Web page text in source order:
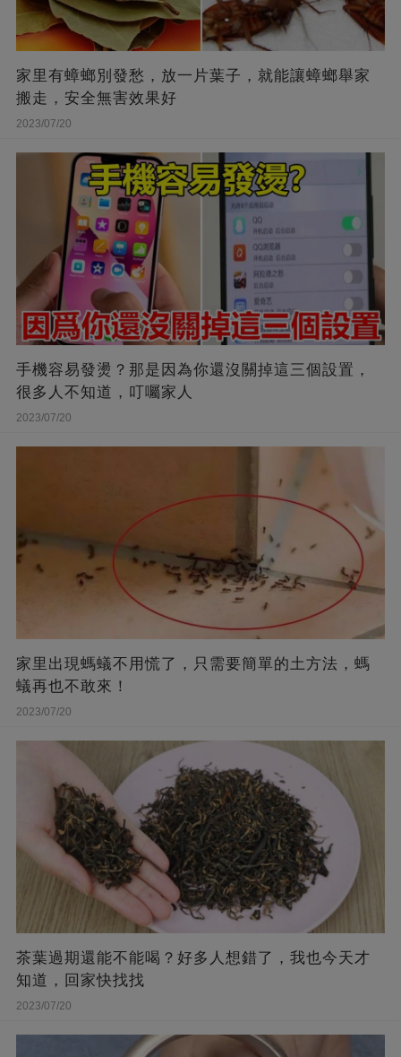
家里有蟑螂別發愁，放一片葉子，就能讓蟑螂舉家
搬走，安全無害效果好
2023/07/20
手機容易發燙？那是因為你還沒關掉這三個設置，
很多人不知道，叮囑家人
2023/07/20
家里出現螞蟻不用慌了，只需要簡單的土方法，螞
蟻再也不敢來！
2023/07/20
茶葉過期還能不能喝？好多人想錯了，我也今天才
知道，回家快找找
2023/07/20